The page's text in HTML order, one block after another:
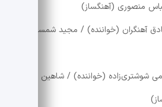
منصوری (آهنگساز)
آهنگران (خواننده) / مجید شمسایی
شوشتری‌زاده (خواننده) / شاهین